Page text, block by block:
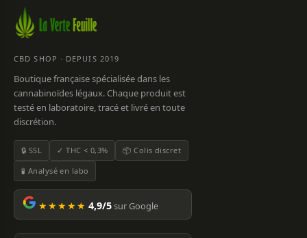
CBD SHOP · DEPUIS 2019
Boutique française spécialisée dans les
cannabinoïdes légaux. Chaque produit est
testé en laboratoire, tracé et livré en toute
discrétion.
🔒 SSL ✓ THC < 0,3%
📦 Colis discret
🧪 Analysé en labo
★★★★★ 4,9/5sur Google